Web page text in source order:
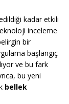
kadar etkili
inceleme
bir
başlangıç
ve bu fark
bu yeni
bellek